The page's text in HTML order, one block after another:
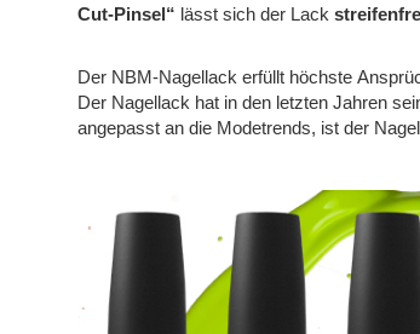
Cut-Pinsel“ lässt sich der Lack
Der NBM-Nagellack erfüllt höchste
Der Nagellack hat in den letzten Jahren
angepasst an die Modetrends, ist der